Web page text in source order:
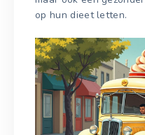
op hun dieet letten.